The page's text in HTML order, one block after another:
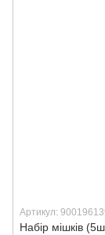
Артикул:
Набір мішків